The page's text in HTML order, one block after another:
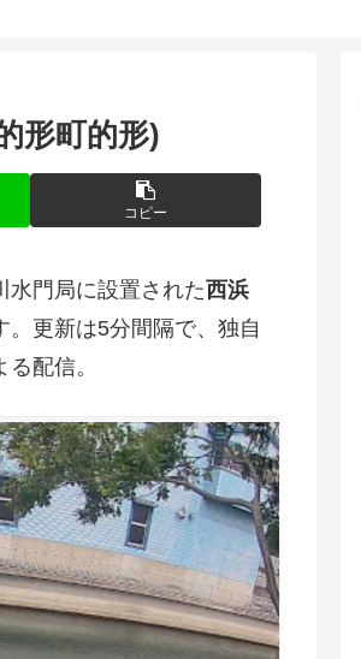
形町的形)
コピー
水門局に設置された西浜
更新は5分間隔で、独自
配信。